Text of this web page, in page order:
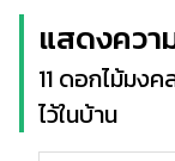
แสดงควา
11 ดอกไม้มง
ไว้ในบ้าน